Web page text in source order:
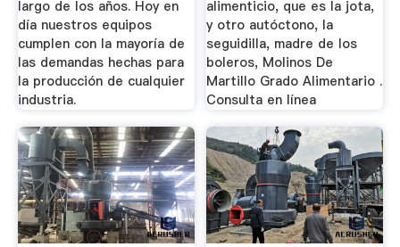
largo de los años. Hoy en
día nuestros equipos
cumplen con la mayoría de
las demandas hechas para
la producción de cualquier
industria.
alimenticio, que es la jota,
y otro autóctono, la
seguidilla, madre de los
boleros, Molinos De
Martillo Grado Alimentario .
Consulta en línea